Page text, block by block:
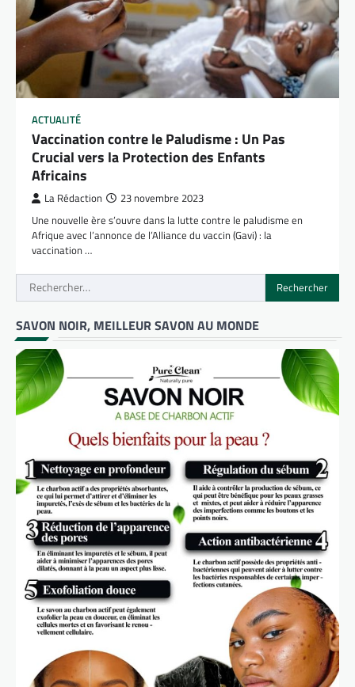
ACTUALITÉ
Vaccination contre le Paludisme : Un Pas
Crucial vers la Protection des Enfants
Africains
La Rédaction 23 novembre 2023
Une nouvelle ère s’ouvre dans la lutte contre le paludisme en
Afrique avec l’annonce de l’Alliance du vaccin (Gavi) : la
vaccination …
Rechercher :
SAVON NOIR, MEILLEUR SAVON AU MONDE